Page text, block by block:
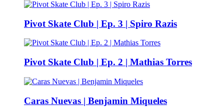
Pivot Skate Club | Ep. 3 | Spiro Razis
Pivot Skate Club | Ep. 2 | Mathias Torres
Caras Nuevas | Benjamin Miqueles